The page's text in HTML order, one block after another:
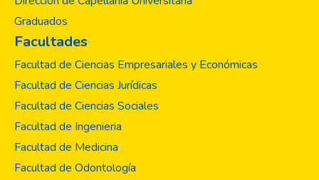
Graduados
Facultades
Facultad de Ciencias Empresariales y Económicas
Facultad de Ciencias Jurídicas
Facultad de Ciencias Sociales
Facultad de Ingenieria
Facultad de Medicina
Facultad de Odontología